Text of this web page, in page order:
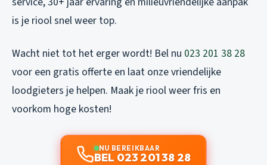
is je riool snel weer top.
Wacht niet tot het erger wordt! Bel nu 023 201 38 28
voor een gratis offerte en laat onze vriendelijke
loodgieters je helpen. Maak je riool weer fris en
voorkom hoge kosten!
NU BEREIKBAAR
BEL 023 201 38 28